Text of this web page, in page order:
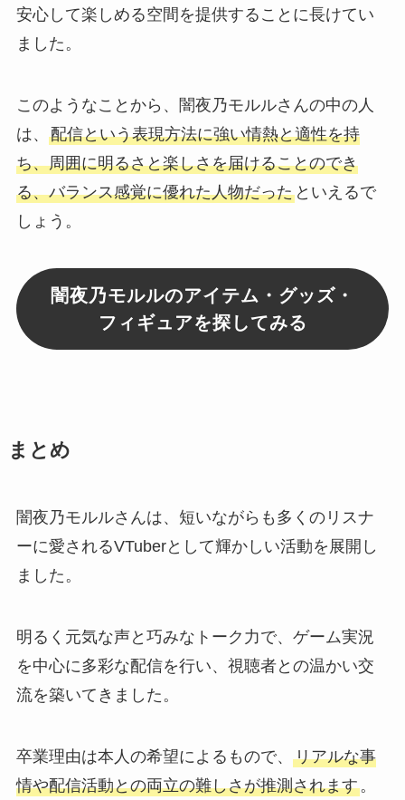
安心して楽しめる空間を提供することに長けてい
ました。
このようなことから、闇夜乃モルルさんの中の人
は、 配信という表現方法に強い情熱と適性を持
ち、周囲に明るさと楽しさを届けることのでき
る、バランス感覚に優れた人物だったといえるで
しょう。
闇夜乃モルルのアイテム・グッズ・
フィギュアを探してみる
まとめ
闇夜乃モルルさんは、短いながらも多くのリスナ
ーに愛されるVTuberとして輝かしい活動を展開し
ました。
明るく元気な声と巧みなトーク力で、ゲーム実況
を中心に多彩な配信を行い、視聴者との温かい交
流を築いてきました。
卒業理由は本人の希望によるもので、 リアルな事
情や配信活動との両立の難しさが推測されます。